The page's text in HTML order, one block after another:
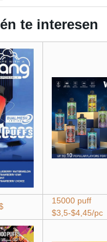
te interesen
15000 puff
$3,5-$4,45/pc